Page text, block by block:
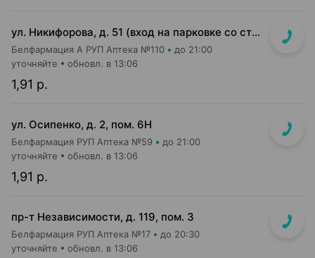
ул. Никифорова, д. 51 (вход на парковке со стороны ул. Стариновской)
Белфармация А РУП Аптека №110 до 21:00
1,91 р.
уточняйте обновл. в 13:06
ул. Осипенко, д. 2, пом. 6Н
Белфармация РУП Аптека №59 до 21:00
1,91 р.
уточняйте обновл. в 13:06
пр-т Независимости, д. 119, пом. 3
Белфармация РУП Аптека №17 до 20:30
уточняйте обновл. в 13:06